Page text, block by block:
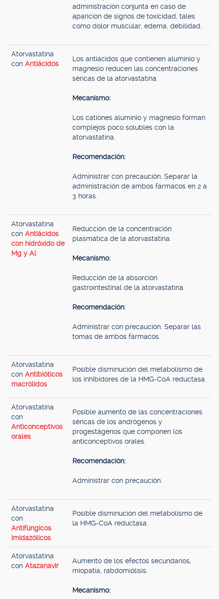
administración conjunta en caso de
aparición de signos de toxicidad, tales
como dolor muscular, edema, debilidad.
Atorvastatina
con Antiácidos
Los antiácidos que contienen aluminio y
magnesio reducen las concentraciones
séricas de la atorvastatina.
Mecanismo:
Los cationes aluminio y magnesio forman
complejos poco solubles con la
atorvastatina.
Recomendación:
Administrar con precaución. Separar la
administración de ambos fármacos en 2 a
3 horas.
Atorvastatina
con Antiácidos
con hidróxido de
Mg y Al
Reducción de la concentración
plasmática de la atorvastatina.
Mecanismo:
Reducción de la absorción
gastrointestinal de la atorvastatina.
Recomendación:
Administrar con precaución. Separar las
tomas de ambos fármacos.
Atorvastatina
con Antibióticos
macrólidos
Posible disminución del metabolismo de
los inhibidores de la HMG-CoA reductasa.
Atorvastatina
con
Anticonceptivos
orales
Posible aumento de las concentraciones
séricas de los andrógenos y
progestágenos que componen los
anticonceptivos orales.
Recomendación:
Administrar con precaución.
Atorvastatina
con
Antifúngicos
imidazólicos
Posible disminución del metabolismo de
la HMG-CoA reductasa.
Atorvastatina
con Atazanavir
Aumento de los efectos secundarios,
miopatía, rabdomiólisis.
Mecanismo: